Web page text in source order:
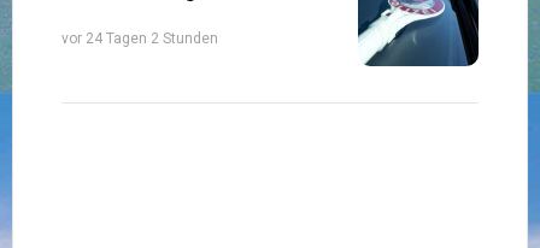
vor 24 Tagen 2 Stunden